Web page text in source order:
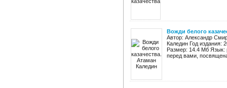
Вожди белого
Автор: Александр
Каледин Год издания:
Размер: 14.4 Мб Язык:
перед вами,